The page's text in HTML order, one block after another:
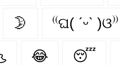
🌛 ⁽⁽ଘ( ˊᵕˋ )ଓ⁾⁾
😂 😴